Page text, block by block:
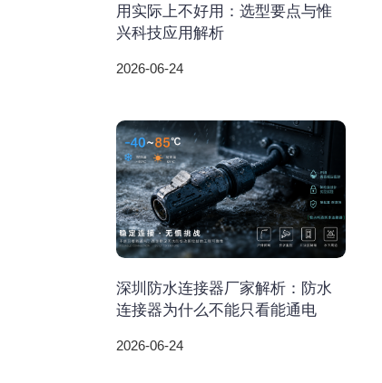
用实际上不好用：选型要点与惟
兴科技应用解析
2026-06-24
深圳防水连接器厂家解析：防水
连接器为什么不能只看能通电
2026-06-24